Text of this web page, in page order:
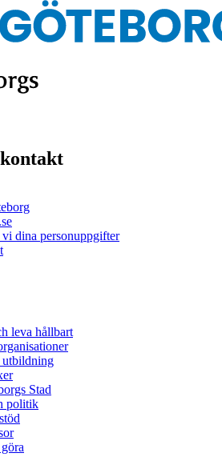
vi dina personuppgifter
leva hållbart
utbildning
Stad
politik